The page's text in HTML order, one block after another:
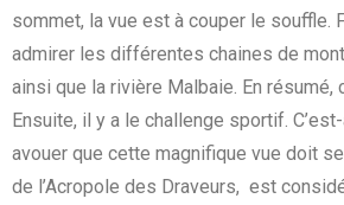
sommet, la vue est à couper le souffle.
admirer les différentes chaines de
ainsi que la rivière Malbaie. En résumé,
Ensuite, il y a le challenge sportif.
avouer que cette magnifique vue doit
de l’Acropole des Draveurs, est